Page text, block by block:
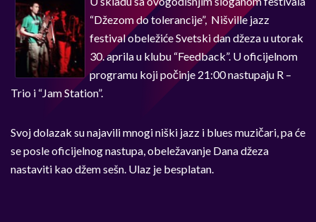
“Džezom do tolerancije”, Nišville jazz
festival obeležiće Svetski dan džeza u utorak
30. aprila u klubu “Feedback”. U oficijelnom
programu koji počinje 21:00 nastupaju R –
Trio i “Jam Station”.
Svoj dolazak su najavili mnogi niški jazz i blues muzičari, pa će
se posle oficijelnog nastupa, obeležavanje Dana džeza
nastaviti kao džem sešn. Ulaz je besplatan.